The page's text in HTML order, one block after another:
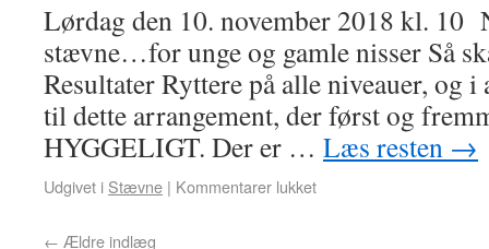
Lørdag den 10. november 2018 kl. 10
stævne…for unge og gamle nisser Så
Resultater Ryttere på alle niveauer, og i
til dette arrangement, der først og
HYGGELIGT. Der er … Læs resten →
Udgivet i Stævne | Kommentarer lukket
← Ældre indlæg